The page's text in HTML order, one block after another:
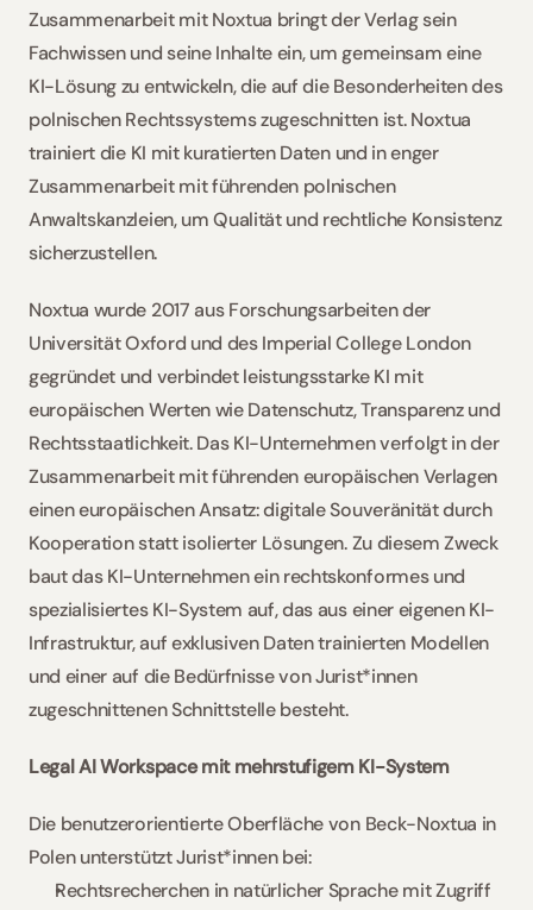
Zusammenarbeit mit Noxtua bringt der Verlag sein
Fachwissen und seine Inhalte ein, um gemeinsam eine
KI-Lösung zu entwickeln, die auf die Besonderheiten des
polnischen Rechtssystems zugeschnitten ist. Noxtua
trainiert die KI mit kuratierten Daten und in enger
Zusammenarbeit mit führenden polnischen
Anwaltskanzleien, um Qualität und rechtliche Konsistenz
sicherzustellen.
Noxtua wurde 2017 aus Forschungsarbeiten der
Universität Oxford und des Imperial College London
gegründet und verbindet leistungsstarke KI mit
europäischen Werten wie Datenschutz, Transparenz und
Rechtsstaatlichkeit. Das KI-Unternehmen verfolgt in der
Zusammenarbeit mit führenden europäischen Verlagen
einen europäischen Ansatz: digitale Souveränität durch
Kooperation statt isolierter Lösungen. Zu diesem Zweck
baut das KI-Unternehmen ein rechtskonformes und
spezialisiertes KI-System auf, das aus einer eigenen KI-
Infrastruktur, auf exklusiven Daten trainierten Modellen
und einer auf die Bedürfnisse von Jurist*innen
zugeschnittenen Schnittstelle besteht.
Legal AI Workspace mit mehrstufigem KI-System
Die benutzerorientierte Oberfläche von Beck-Noxtua in
Polen unterstützt Jurist*innen bei:
Rechtsrecherchen in natürlicher Sprache mit Zugriff